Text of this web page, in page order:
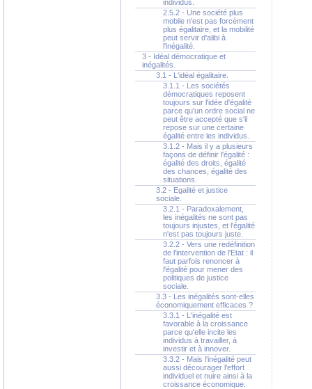
individus.
2.5.2 - Une société plus
mobile n'est pas forcément
plus égalitaire, et la mobilité
peut servir d'alibi à
l'inégalité.
3 - Idéal démocratique et
inégalités.
3.1 - L'idéal égalitaire.
3.1.1 - Les sociétés
démocratiques reposent
toujours sur l'idée d'égalité
parce qu'un ordre social ne
peut être accepté que s'il
repose sur une certaine
égalité entre les individus.
3.1.2 - Mais il y a plusieurs
façons de définir l'égalité :
égalité des droits, égalité
des chances, égalité des
situations.
3.2 - Egalité et justice
sociale.
3.2.1 - Paradoxalement,
les inégalités ne sont pas
toujours injustes, et l'égalité
n'est pas toujours juste.
3.2.2 - Vers une redéfinition
de l'intervention de l'Etat : il
faut parfois renoncer à
l'égalité pour mener des
politiques de justice
sociale.
3.3 - Les inégalités sont-elles
économiquement efficaces ?
3.3.1 - L'inégalité est
favorable à la croissance
parce qu'elle incite les
individus à travailler, à
investir et à innover.
3.3.2 - Mais l'inégalité peut
aussi décourager l'effort
individuel et nuire ainsi à la
croissance économique.